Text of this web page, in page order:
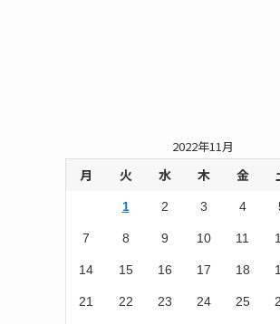
2022年11月
月 火 水 木 金
1 2 3 4
7 8 9 10 11
14 15 16 17 18
21 22 23 24 25